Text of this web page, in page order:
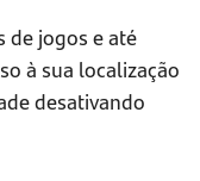
de jogos e até
à sua localização
desativando